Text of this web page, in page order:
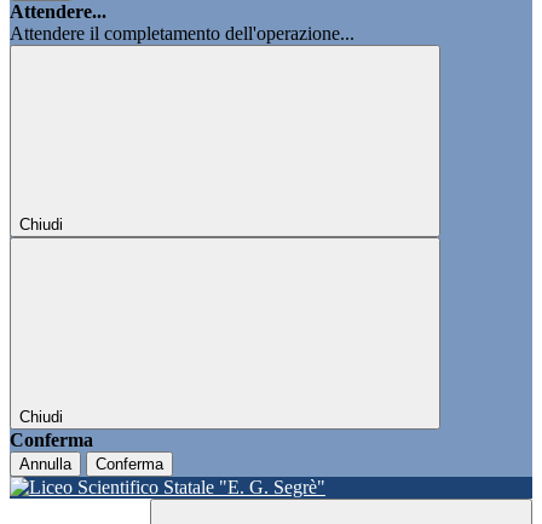
Attendere...
Attendere il completamento dell'operazione...
Chiudi
Chiudi
Conferma
Annulla Conferma